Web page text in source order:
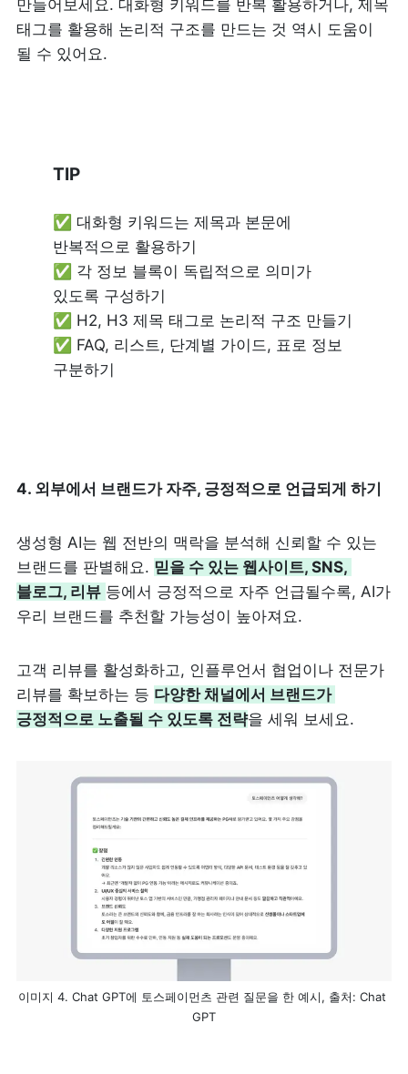
만들어보세요. 대화형 키워드를 반복 활용하거나, 제목
태그를 활용해 논리적 구조를 만드는 것 역시 도움이
될 수 있어요.
TIP
✅ 대화형 키워드는 제목과 본문에
반복적으로 활용하기
✅ 각 정보 블록이 독립적으로 의미가
있도록 구성하기
✅ H2, H3 제목 태그로 논리적 구조 만들기
✅ FAQ, 리스트, 단계별 가이드, 표로 정보
구분하기
4. 외부에서 브랜드가 자주, 긍정적으로 언급되게 하기
생성형 AI는 웹 전반의 맥락을 분석해 신뢰할 수 있는
브랜드를 판별해요. 믿을 수 있는 웹사이트, SNS,
블로그, 리뷰 등에서 긍정적으로 자주 언급될수록, AI가
우리 브랜드를 추천할 가능성이 높아져요.
고객 리뷰를 활성화하고, 인플루언서 협업이나 전문가
리뷰를 확보하는 등 다양한 채널에서 브랜드가
긍정적으로 노출될 수 있도록 전략을 세워 보세요.
이미지 4. Chat GPT에 토스페이먼츠 관련 질문을 한 예시, 출처: Chat
GPT